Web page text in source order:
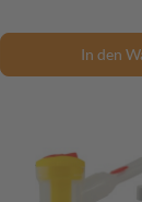
In den